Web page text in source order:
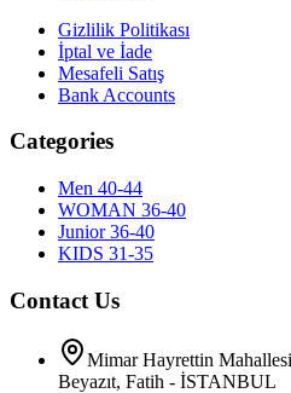
Gizlilik Politikası
İptal ve İade
Mesafeli Satış
Bank Accounts
Categories
Men 40-44
WOMAN 36-40
Junior 36-40
KIDS 31-35
Contact Us
Mimar Hayrettin
Beyazıt, Fatih - İSTANBUL